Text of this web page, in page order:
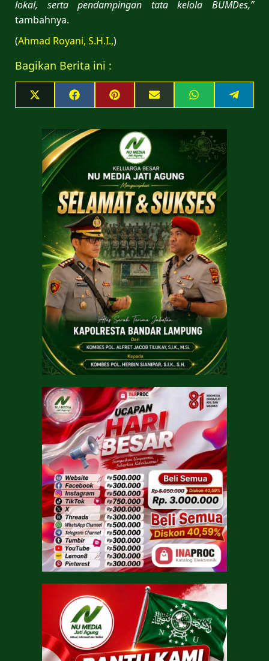
lokal, serta pendampingan tata kelola BUMDes,”
tambahnya.
(Ahmad Royani, S.H.I.,)
Bagikan Berita ini :